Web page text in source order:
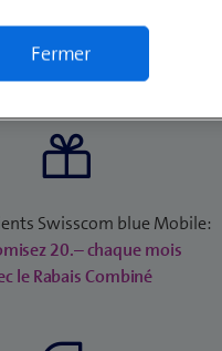
frais d'activation à
Swisscom blue Mobile:
20.– chaque mois
le Rabais Combiné
Fermer